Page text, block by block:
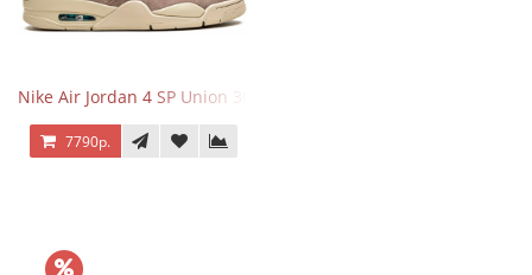
Nike Air Jordan 4 SP Union 30th Anniversary Taupe Haze
7790р.